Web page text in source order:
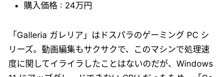
購入価格 : 24万円
「Galleria ガレリア」はドスパラのゲーミング PC シ
リーズ。動画編集もサクサクで、このマシンで処理速
度に関してイライラしたことはないのだが、Windows